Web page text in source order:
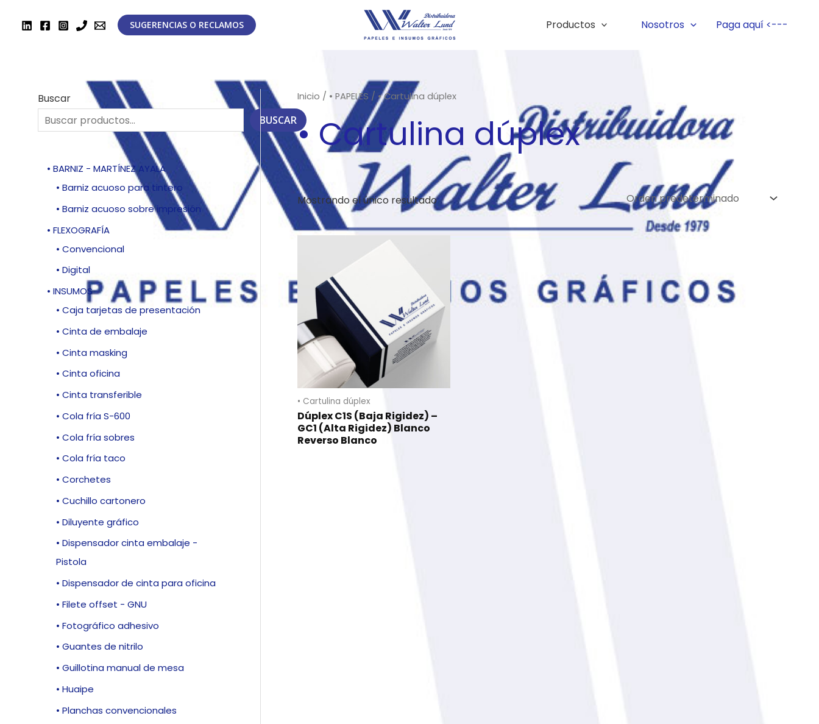
SUGERENCIAS O RECLAMOS Productos Nosotros Paga aquí <---
Buscar
BUSCAR
• BARNIZ - MARTÍNEZ AYALA
• Barniz acuoso para tintero
• Barniz acuoso sobre impresión
• FLEXOGRAFÍA
• Convencional
• Digital
• INSUMOS
• Caja tarjetas de presentación
• Cinta de embalaje
• Cinta masking
• Cinta oficina
• Cinta transferible
• Cola fría S-600
• Cola fría sobres
• Cola fría taco
• Corchetes
• Cuchillo cartonero
• Diluyente gráfico
• Dispensador cinta embalaje -
Pistola
• Dispensador de cinta para oficina
• Filete offset - GNU
• Fotográfico adhesivo
• Guantes de nitrilo
• Guillotina manual de mesa
• Huaipe
• Planchas convencionales
Inicio / • PAPELES / • Cartulina dúplex
• Cartulina dúplex
Mostrando el único resultado
• Cartulina dúplex
Dúplex C1S (Baja Rigidez) –
GC1 (Alta Rigidez) Blanco
Reverso Blanco